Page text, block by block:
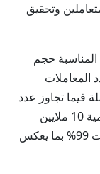
وتحقيق
المناسبة حجم
المعاملات
52 مليون معاملة فيما تجاوز عدد
العمليات المنفذة عبر المحافظ الرقمية العالمية 10 ملايين
معاملة مع تحقيق نسبة نجاح للعمليات تجاوزت 99% بما يعكس